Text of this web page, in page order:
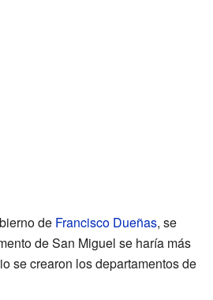
de Francisco Dueñas, se
de San Miguel se haría más
se crearon los departamentos de